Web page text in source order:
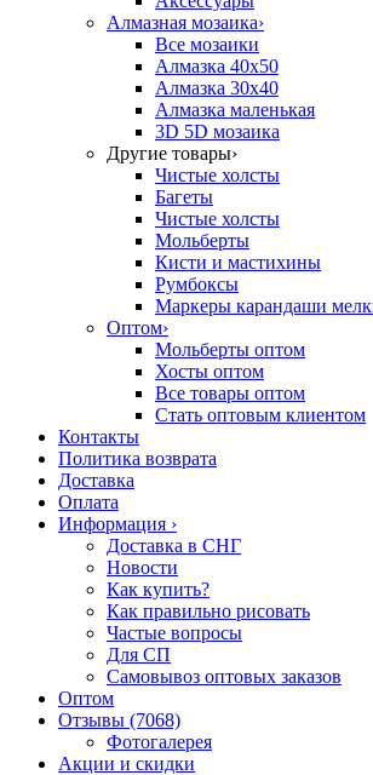
Алмазная мозаика›
Все мозаики
Алмазка 40х50
Алмазка 30х40
Алмазка маленькая
3D 5D мозаика
Другие товары›
Чистые холсты
Багеты
Чистые холсты
Мольберты
Кисти и мастихины
Румбоксы
Маркеры карандаши
Оптом›
Мольберты оптом
Хосты оптом
Все товары оптом
Стать оптовым клиентом
Контакты
Политика возврата
Доставка
Оплата
Информация ›
Доставка в СНГ
Новости
Как купить?
Как правильно рисовать
Частые вопросы
Для СП
Самовывоз оптовых заказов
Оптом
Отзывы (7068)
Фотогалерея
Акции и скидки